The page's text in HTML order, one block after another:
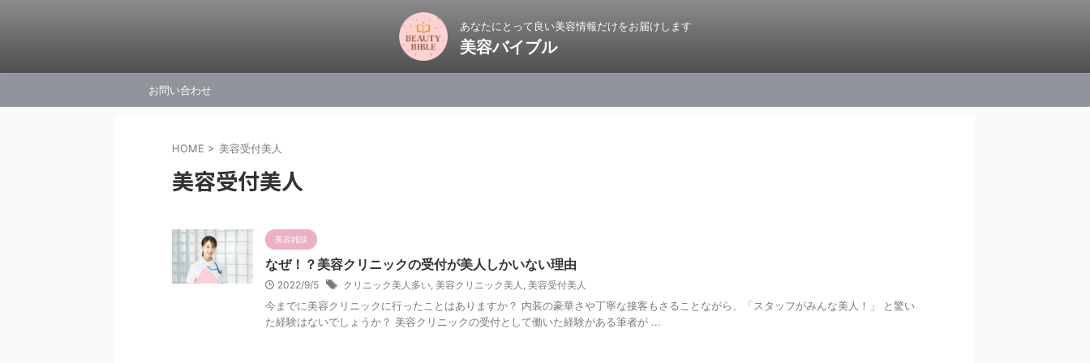
あなたにとって良い美容情報だけをお届けします
美容バイブル
お問い合わせ
HOME > 美容受付美人
美容受付美人
美容雑談
なぜ！？美容クリニックの受付が美人しかいない理由
2022/9/5 クリニック美人多い, 美容クリニック美人 , 美容受付美人
今までに美容クリニックに行ったことはありますか？ 内装の豪華さや丁寧な接客もさることながら、「スタッフがみんな美人！」 と驚い
た経験はないでしょうか？ 美容クリニックの受付として働いた経験がある筆者が ...